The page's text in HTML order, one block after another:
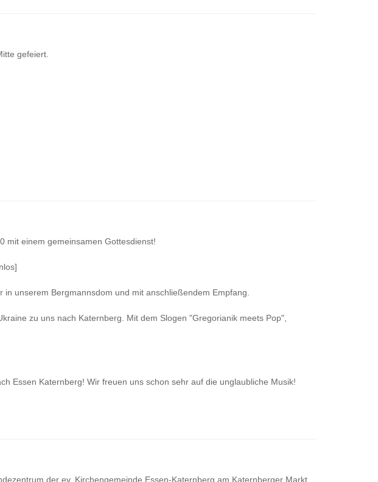
gefeiert.
mit einem gemeinsamen Gottesdienst!
unserem Bergmannsdom und mit anschließendem Empfang.
zu uns nach Katernberg. Mit dem Slogen "Gregorianik meets Pop",
Essen Katernberg! Wir freuen uns schon sehr auf die unglaubliche Musik!
der ev. Kirchengemeinde Essen-Katernberg am Katernberger Markt